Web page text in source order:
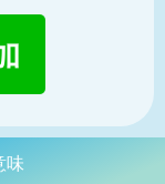
味